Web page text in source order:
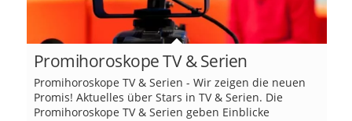
Promihoroskope TV & Serien
Promihoroskope TV & Serien - Wir zeigen die neuen
Promis! Aktuelles über Stars in TV & Serien. Die
Promihoroskope TV & Serien geben Einblicke